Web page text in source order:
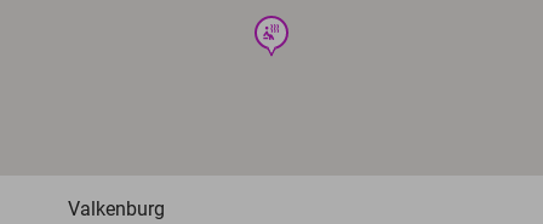
wellness
Valkenburg